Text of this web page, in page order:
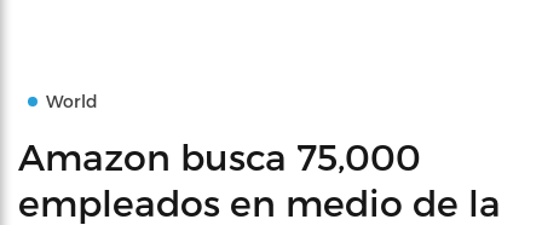
World
Amazon busca 75,000
empleados en medio de la